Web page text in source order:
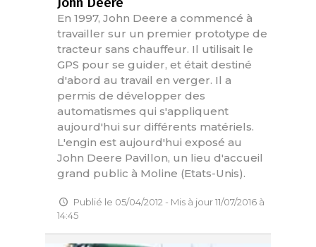
En 1997, John Deere a commencé à
travailler sur un premier prototype de
tracteur sans chauffeur. Il utilisait le
GPS pour se guider, et était destiné
d'abord au travail en verger. Il a
permis de développer des
automatismes qui s'appliquent
aujourd'hui sur différents matériels.
L'engin est aujourd'hui exposé au
John Deere Pavillon, un lieu d'accueil
grand public à Moline (Etats-Unis).
Publié le 05/04/2012 - Mis à jour 11/07/2016 à
14:45